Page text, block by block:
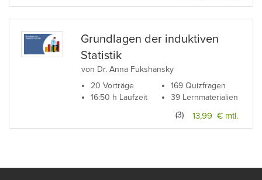
Grundlagen der induktiven
Statistik
von Dr. Anna Fukshansky
20 Vorträge
16:50 h Laufzeit
169 Quizfragen
39 Lernmaterialien
13,99 € mtl.
(3)